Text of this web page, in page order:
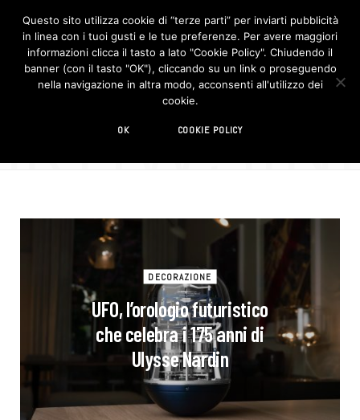
F
c
e
b
o
I
n
s
t
orologio
DECORAZIONE
UFO, l’orologio futuristico
che celebra i 175 anni di
Ulysse Nardin
Questo sito utilizza cookie di “terze parti” per inviarti pubblicità
in linea con i tuoi gusti e le tue preferenze. Per avere maggiori
informazioni clicca il tasto a lato "Cookie Policy". Chiudendo il
banner (con il tasto "OK"), cliccando su un link o proseguendo
nella navigazione in altra modo, acconsenti all'utilizzo dei
cookie.
OK COOKIE POLICY